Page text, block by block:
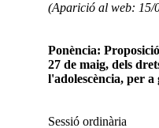
(Aparició al web: 15/
Ponència:
27 de maig, dels
l'adolescència, per
Sessió ordinària